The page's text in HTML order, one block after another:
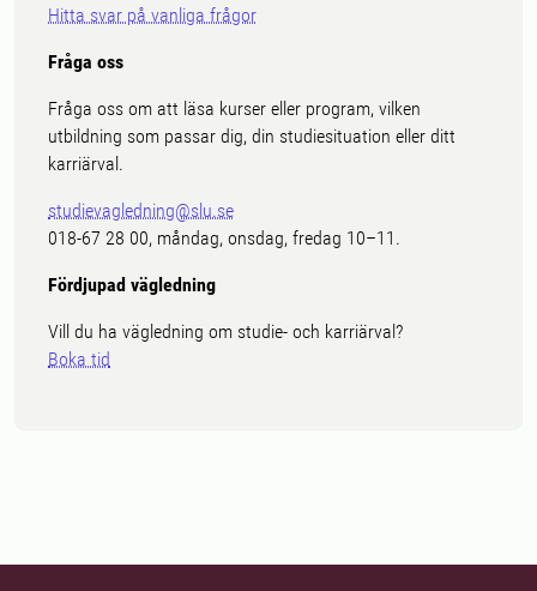
Hitta svar på vanliga frågor
Fråga oss
Fråga oss om att läsa kurser eller program, vilken
utbildning som passar dig, din studiesituation eller ditt
karriärval.
studievagledning@slu.se
018-67 28 00, måndag, onsdag, fredag 10–11.
Fördjupad vägledning
Vill du ha vägledning om studie- och karriärval?
Boka tid